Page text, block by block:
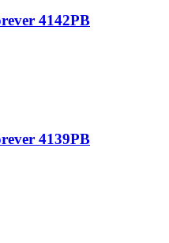
4142PB
4139PB